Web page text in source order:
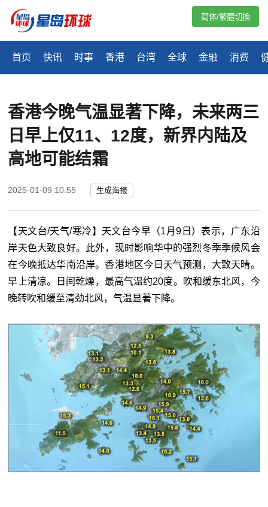
首页 快讯 时事 香港 台湾 全球 金融 消费
简体/繁體切換
香港今晚气温显著下降，未来两三
日早上仅11、12度，新界内陆及
高地可能结霜
2025-01-09 10:55 生成海报
【天文台/天气/寒冷】天文台今早（1月9日）表示，广东沿
岸天色大致良好。此外，现时影响华中的强烈冬季季候风会
在今晚抵达华南沿岸。香港地区今日天气预测，大致天晴。
早上清凉。日间乾燥，最高气温约20度。吹和缓东北风，今
晚转吹和缓至清劲北风，气温显著下降。